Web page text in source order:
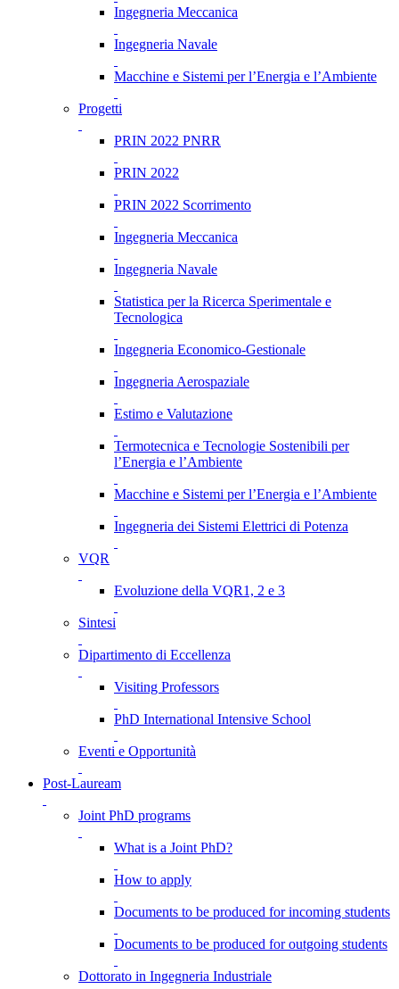
Ingegneria Meccanica
Ingegneria Navale
Macchine e Sistemi per l’Energia e l’Ambiente
Progetti
PRIN 2022 PNRR
PRIN 2022
PRIN 2022 Scorrimento
Ingegneria Meccanica
Ingegneria Navale
Statistica per la Ricerca Sperimentale e
Tecnologica
Ingegneria Economico-Gestionale
Ingegneria Aerospaziale
Estimo e Valutazione
Termotecnica e Tecnologie Sostenibili per
l’Energia e l’Ambiente
Macchine e Sistemi per l’Energia e l’Ambiente
Ingegneria dei Sistemi Elettrici di Potenza
VQR
Evoluzione della VQR1, 2 e 3
Sintesi
Dipartimento di Eccellenza
Visiting Professors
PhD International Intensive School
Eventi e Opportunità
Post-Lauream
Joint PhD programs
What is a Joint PhD?
How to apply
Documents to be produced for incoming students
Documents to be produced for outgoing students
Dottorato in Ingegneria Industriale